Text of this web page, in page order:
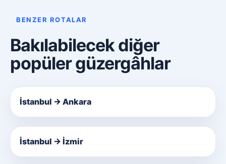
BENZER ROTALAR
Bakılabilecek diğer
popüler güzergâhlar
İstanbul → Ankara
İstanbul → İzmir